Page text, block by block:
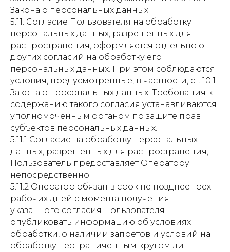
Закона о персональных данных.
5.11. Согласие Пользователя на обработку
персональных данных, разрешенных для
распространения, оформляется отдельно от
других согласий на обработку его
персональных данных. При этом соблюдаются
условия, предусмотренные, в частности, ст. 10.1
Закона о персональных данных. Требования к
содержанию такого согласия устанавливаются
уполномоченным органом по защите прав
субъектов персональных данных.
5.11.1 Согласие на обработку персональных
данных, разрешенных для распространения,
Пользователь предоставляет Оператору
непосредственно.
5.11.2 Оператор обязан в срок не позднее трех
рабочих дней с момента получения
указанного согласия Пользователя
опубликовать информацию об условиях
обработки, о наличии запретов и условий на
обработку неограниченным кругом лиц